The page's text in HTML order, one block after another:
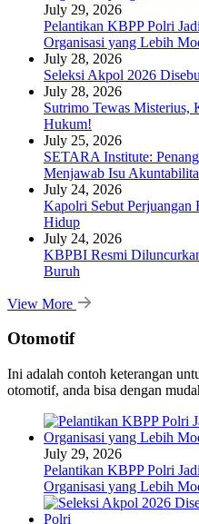
July 29, 2026
Pelantikan KBPP Polri
Organisasi yang Lebih
July 28, 2026
Seleksi Akpol 2026
July 28, 2026
Sutrimo Tewas Misterius,
Hukum!
July 25, 2026
SETARA Institute:
Menjawab Isu
July 24, 2026
Kapolri Sebut Perjuangan
Hidup
July 24, 2026
KBPBI Resmi
Buruh
View More
Otomotif
Ini adalah contoh keterangan
otomotif, anda bisa dengan
July 29, 2026
Pelantikan KBPP Polri
Organisasi yang Lebih